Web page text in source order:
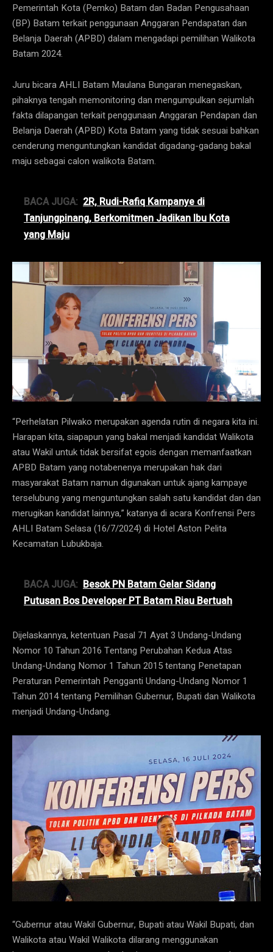
Pemerintah Kota (Pemko) Batam dan Badan Pengusahaan
(BP) Batam terkait penggunaan Anggaran Pendapatan dan
Belanja Daerah (APBD) dalam mengadapi pemilihan Walikota
Batam 2024.
Juru bicara AHLI Batam Maulana Bungaran menegaskan,
pihaknya tengah memonitoring dan mengumpulkan sejumlah
fakta dilapangan terkait penggunaan Anggaran Pendapan dan
Belanja Daerah (APBD) Kota Batam yang tidak sesuai bahkan
cenderung menguntungkan kandidat digadang-gadang bakal
maju sebagai calon walikota Batam.
BACA JUGA: 2R, Rudi-Rafiq Kampanye di
Tanjungpinang, Berkomitmen Jadikan Ibu Kota
yang Maju
“Perhelatan Pilwako merupakan agenda rutin di negara kita ini.
Harapan kita, siapapun yang bakal menjadi kandidat Walikota
atau Wakil untuk tidak bersifat egois dengan memanfaatkan
APBD Batam yang notabenenya merupakan hak dari
masyarakat Batam namun digunakan untuk ajang kampaye
terselubung yang menguntungkan salah satu kandidat dan dan
merugikan kandidat lainnya,” katanya di acara Konfrensi Pers
AHLI Batam Selasa (16/7/2024) di Hotel Aston Pelita
Kecamatan Lubukbaja.
BACA JUGA: Besok PN Batam Gelar Sidang
Putusan Bos Developer PT Batam Riau Bertuah
Dijelaskannya, ketentuan Pasal 71 Ayat 3 Undang-Undang
Nomor 10 Tahun 2016 Tentang Perubahan Kedua Atas
Undang-Undang Nomor 1 Tahun 2015 tentang Penetapan
Peraturan Pemerintah Pengganti Undang-Undang Nomor 1
Tahun 2014 tentang Pemilihan Gubernur, Bupati dan Walikota
menjadi Undang-Undang.
“Gubernur atau Wakil Gubernur, Bupati atau Wakil Bupati, dan
Walikota atau Wakil Walikota dilarang menggunakan